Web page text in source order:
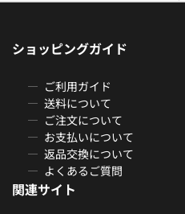
ショッピングガイド
ご利用ガイド
送料について
ご注文について
お支払いについて
返品交換について
よくあるご質問
関連サイト